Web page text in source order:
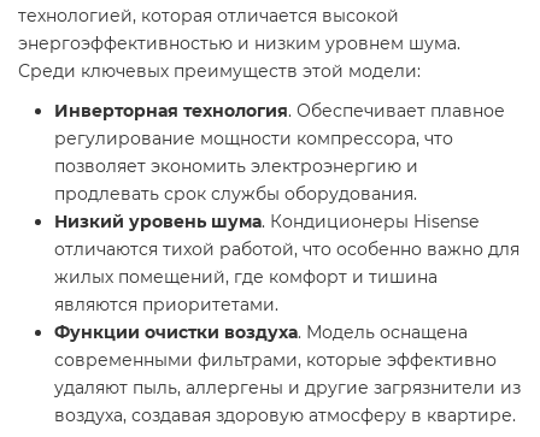
технологией, которая отличается высокой
энергоэффективностью и низким уровнем шума.
Среди ключевых преимуществ этой модели:
Инверторная технология. Обеспечивает плавное
регулирование мощности компрессора, что
позволяет экономить электроэнергию и
продлевать срок службы оборудования.
Низкий уровень шума. Кондиционеры Hisense
отличаются тихой работой, что особенно важно для
жилых помещений, где комфорт и тишина
являются приоритетами.
Функции очистки воздуха. Модель оснащена
современными фильтрами, которые эффективно
удаляют пыль, аллергены и другие загрязнители из
воздуха, создавая здоровую атмосферу в квартире.